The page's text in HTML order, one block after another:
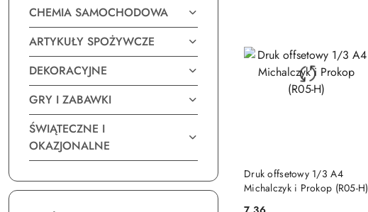
CHEMIA SAMOCHODOWA
ARTYKUŁY SPOŻYWCZE
DEKORACYJNE
GRY I ZABAWKI
ŚWIĄTECZNE I
OKAZJONALNE
Druk offsetowy 1/3 A4
Michalczyk i Prokop (R05-H)
DO KOSZYKA